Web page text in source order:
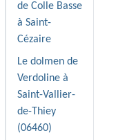
de Colle Basse
à Saint-
Cézaire
Le dolmen de
Verdoline à
Saint-Vallier-
de-Thiey
(06460)